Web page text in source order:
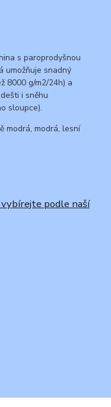
s paroprodyšnou
umožňuje snadný
8000 g/m2/24h) a
i sněhu
sloupce).
modrá, modrá, lesní
podle naší